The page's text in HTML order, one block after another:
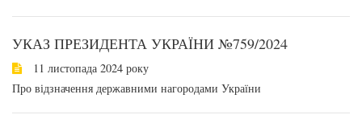
УКАЗ ПРЕЗИДЕНТА УКРАЇНИ №759/2024
11 листопада 2024 року
Про відзначення державними нагородами України